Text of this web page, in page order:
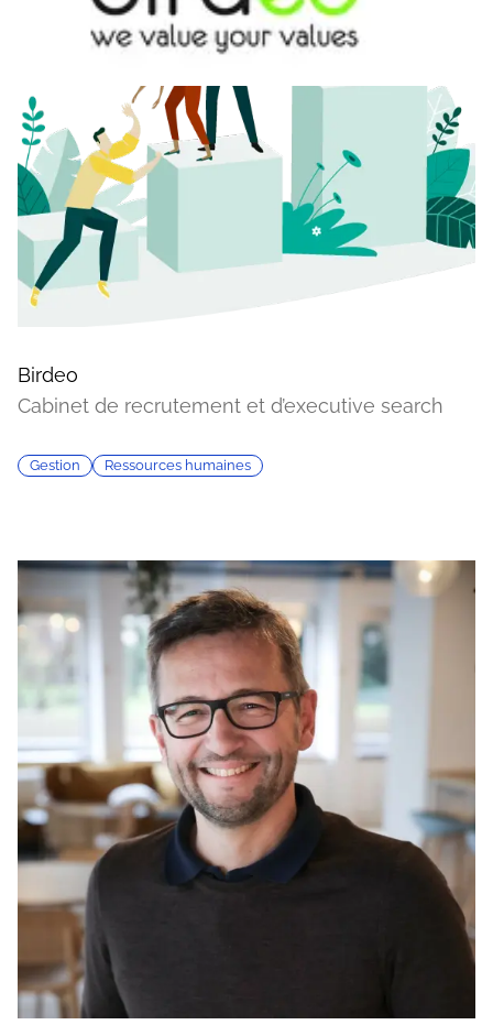
Birdeo
Cabinet de recrutement et d’executive search
Gestion Ressources humaines